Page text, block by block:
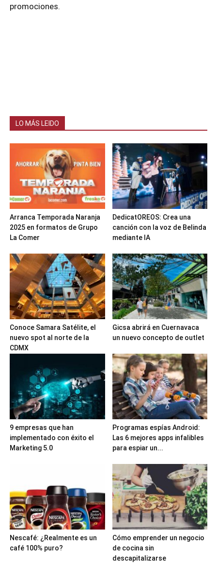
promociones.
LO MÁS LEIDO
Arranca Temporada Naranja
2025 en formatos de Grupo
La Comer
DedicatOREOS: Crea una
canción con la voz de Belinda
mediante IA
Conoce Samara Satélite, el
nuevo spot al norte de la
CDMX
Gicsa abrirá en Cuernavaca
un nuevo concepto de outlet
9 empresas que han
implementado con éxito el
Marketing 5.0
Programas espías Android:
Las 6 mejores apps infalibles
para espiar un...
Nescafé: ¿Realmente es un
café 100% puro?
Cómo emprender un negocio
de cocina sin
descapitalizarse